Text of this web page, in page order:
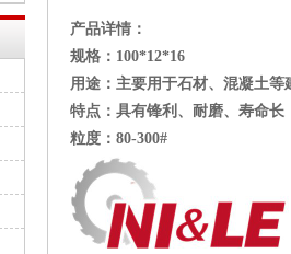
产品详情：
规格：100*12*16
用途：主要用于石材、混凝土等
特点：具有锋利、耐磨、寿命长
粒度：80-300#